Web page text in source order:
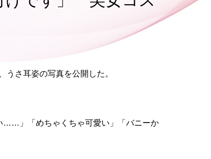
さ耳姿の写真を公開した。
……」「めちゃくちゃ可愛い」「バニーか